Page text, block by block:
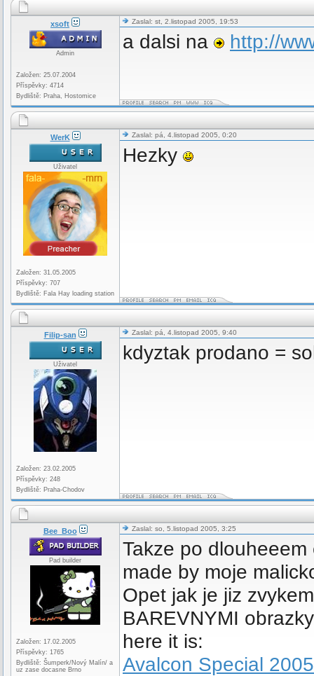
xsoft
Admin
Založen: 25.07.2004
Příspěvky: 4714
Bydliště: Praha, Hostomice
Zaslal: st, 2.listopad 2005, 19:53
a dalsi na http://
WerK
Uživatel
Založen: 31.05.2005
Příspěvky: 707
Bydliště: Fala Hay loading station
Zaslal: pá, 4.listopad 2005, 0:20
Hezky
Filip-san
Uživatel
Založen: 23.02.2005
Příspěvky: 248
Bydliště: Praha-Chodov
Zaslal: pá, 4.listopad 2005, 9:40
kdyztak prodano =
Bee_Boo
Pad builder
Založen: 17.02.2005
Příspěvky: 1765
Bydliště: Šumperk/Nový Malín/ a
uz zase docasne Brno
Zaslal: so, 5.listopad 2005, 3:25
Takze po
made by moje
Opet jak je jiz
BAREVNYMI
here it is:
Avalcon Special 2005